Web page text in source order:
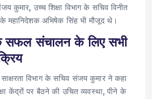
कुमार, उच्च शिक्षा विभाग के सचिव विनीत
महानिदेशक अभिषेक सिंह भी मौजूद थे।
के सफल संचालन के लिए सभी
साक्षरता विभाग के सचिव संजय कुमार ने कहा
केंद्रों पर बैठने की उचित व्यवस्था, पीने के